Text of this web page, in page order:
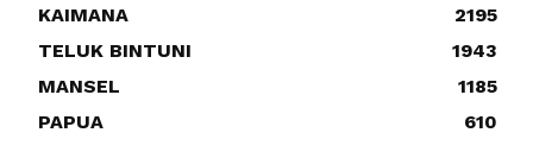
KAIMANA
2195
TELUK BINTUNI
1943
MANSEL
1185
PAPUA
610